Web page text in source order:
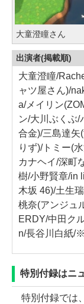
大童澄瞳さん
出演者(掲載順)
大童澄瞳/
ャツ屋さん)/
a/メイリン
ン/大川ぶくぶ/
合金)/三島達矢
りず)/トミー(
カナヘイ/深町
樹/小野賢章/in
木坂 46)/土生
桃奈(アンジュ
ERDY/中田ク
n/長谷川白紙/
特別付録はニ
特別付録では